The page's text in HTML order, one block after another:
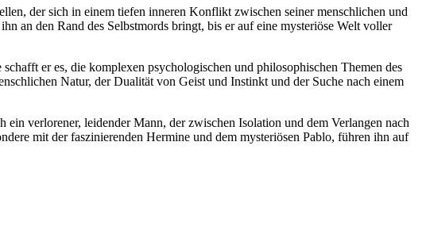
der sich in einem tiefen inneren Konflikt zwischen seiner menschlichen und
an den Rand des Selbstmords bringt, bis er auf eine mysteriöse Welt voller
er es, die komplexen psychologischen und philosophischen Themen des
Natur, der Dualität von Geist und Instinkt und der Suche nach einem
verlorener, leidender Mann, der zwischen Isolation und dem Verlangen nach
mit der faszinierenden Hermine und dem mysteriösen Pablo, führen ihn auf